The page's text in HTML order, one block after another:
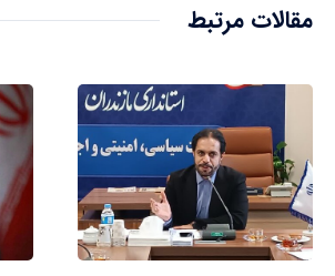
مقالات مرتبط